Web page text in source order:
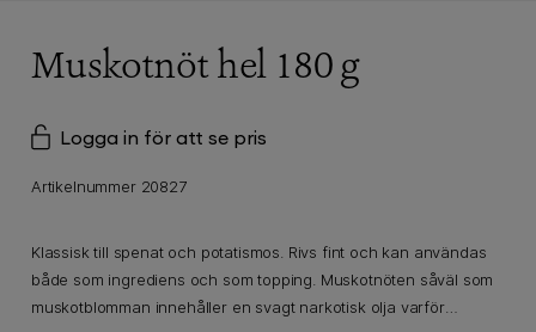
Muskotnöt hel 180 g
Logga in för att se pris
Artikelnummer 20827
Klassisk till spenat och potatismos. Rivs fint och kan användas
både som ingrediens och som topping. Muskotnöten såväl som
muskotblomman innehåller en svagt narkotisk olja varför